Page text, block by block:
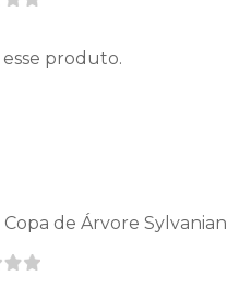
produto.
de Árvore Sylvanian